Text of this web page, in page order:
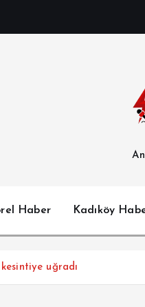
Haber Kadıköy
uğradı